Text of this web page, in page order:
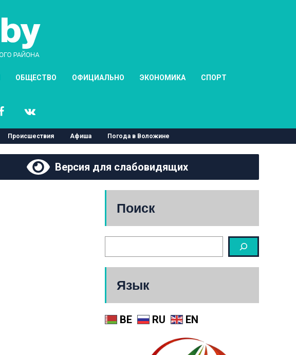
ОБЩЕСТВО ОФИЦИАЛЬНО ЭКОНОМИКА СПОРТ
Происшествия Афиша Погода в Воложине
Версия для слабовидящих
Поиск
Язык
BE RU EN